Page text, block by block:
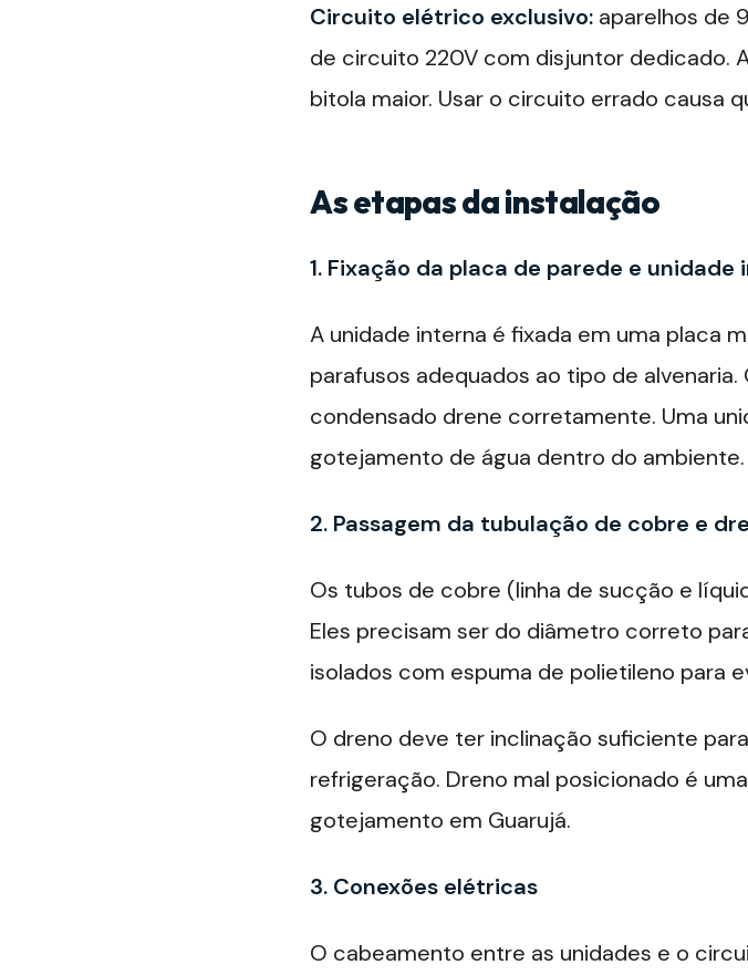
Circuito elétrico exclusivo: aparelhos de
de circuito 220V com disjuntor dedicado.
bitola maior. Usar o circuito errado causa
As etapas da instalação
1. Fixação da placa de parede e unidade
A unidade interna é fixada em uma placa
parafusos adequados ao tipo de
condensado drene corretamente. Uma
gotejamento de água dentro do ambiente.
2. Passagem da tubulação de cobre e
Os tubos de cobre (linha de sucção e
Eles precisam ser do diâmetro correto
isolados com espuma de polietileno para
O dreno deve ter inclinação suficiente
refrigeração. Dreno mal posicionado é
gotejamento em Guarujá.
3. Conexões elétricas
O cabeamento entre as unidades e o